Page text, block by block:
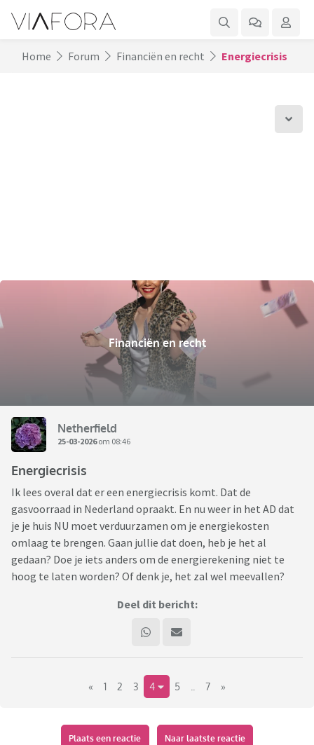
Home Forum Financiën en recht Energiecrisis
Financiën en recht
Netherfield
25-03-2026om 08:46
Energiecrisis
Ik lees overal dat er een energiecrisis komt. Dat de
gasvoorraad in Nederland opraakt. En nu weer in het AD dat
je je huis NU moet verduurzamen om je energiekosten
omlaag te brengen. Gaan jullie dat doen, heb je het al
gedaan? Doe je iets anders om de energierekening niet te
hoog te laten worden? Of denk je, het zal wel meevallen?
Deel dit bericht:
« 1 2 3 4 5 7 »
Plaats een reactie Naar laatste reactie